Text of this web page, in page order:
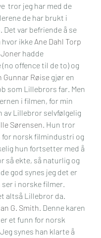
tror jeg har med de
de har brukt i
Det var befriende å se
hvor ikke Ane Dahl Torp
hadde
offence til de to) og
Gunnar Røise gjør en
som Lillebrors far. Men
i filmen, for min
av Lillebror selvfølgelig
Sørensen. Hun tror
for norsk filmindustri og
hun fortsetter med å
så ekte, så naturlig og
god synes jeg det er
i norske filmer.
altså Lillebror da.
G. Smith. Denne karen
et funn for norsk
synes han klarte å